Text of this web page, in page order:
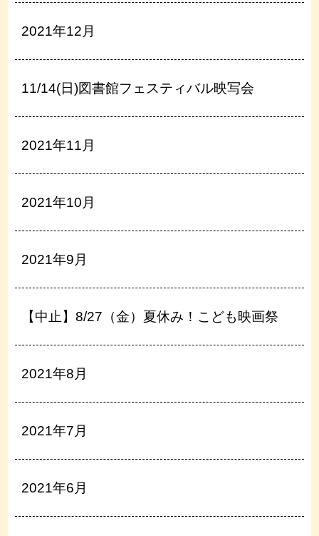
2021年12月
11/14(日)図書館フェスティバル映写会
2021年11月
2021年10月
2021年9月
【中止】8/27（金）夏休み！こども映画祭
2021年8月
2021年7月
2021年6月